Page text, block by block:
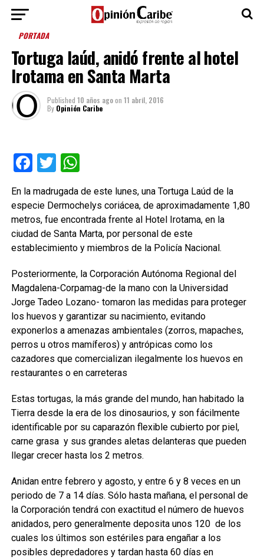
PORTADA
Tortuga laúd, anidó frente al hotel
Irotama en Santa Marta
Published 10 años agoon 11 abril, 2016
By Opinión Caribe
Facebook
TwitterWhatsApp
En la madrugada de este lunes, una Tortuga Laúd de la
especie Dermochelys coriácea, de aproximadamente 1,80
metros, fue encontrada frente al Hotel Irotama, en la
ciudad de Santa Marta, por personal de este
establecimiento y miembros de la Policía Nacional.
Posteriormente, la Corporación Autónoma Regional del
Magdalena-Corpamag-de la mano con la Universidad
Jorge Tadeo Lozano- tomaron las medidas para proteger
los huevos y garantizar su nacimiento, evitando
exponerlos a amenazas ambientales (zorros, mapaches,
perros u otros mamíferos) y antrópicas como los
cazadores que comercializan ilegalmente los huevos en
restaurantes o en carreteras
Estas tortugas, la más grande del mundo, han habitado la
Tierra desde la era de los dinosaurios, y son fácilmente
identificable por su caparazón flexible cubierto por piel,
carne grasa y sus grandes aletas delanteras que pueden
llegar crecer hasta los 2 metros.
Anidan entre febrero y agosto, y entre 6 y 8 veces en un
periodo de 7 a 14 días. Sólo hasta mañana, el personal de
la Corporación tendrá con exactitud el número de huevos
anidados, pero generalmente deposita unos 120 de los
cuales los últimos son estériles para engañar a los
posibles depredadores y tardan hasta 60 días en